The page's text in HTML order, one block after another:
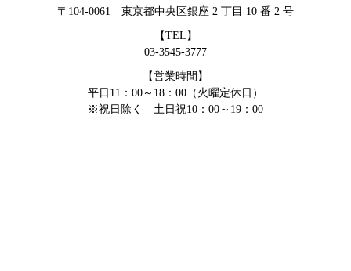
〒104-0061 東京都中央区銀座 2 丁目 10 番 2 号
【TEL】
03-3545-3777
【営業時間】
平日11：00～18：00（火曜定休日）
※祝日除く 土日祝10：00～19：00